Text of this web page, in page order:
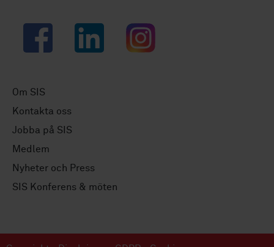
Facebook LinkedIn Instagram
Om SIS
Kontakta oss
Jobba på SIS
Medlem
Nyheter och Press
SIS Konferens & möten